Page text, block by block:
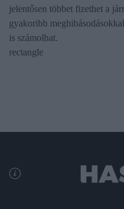
jelentősen többet fizethet a
gyakoribb
is számolhat.
rectangle